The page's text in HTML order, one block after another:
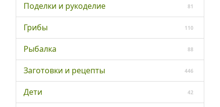
Поделки и рукоделие 81
Грибы 110
Рыбалка 88
Заготовки и рецепты 446
Дети 42